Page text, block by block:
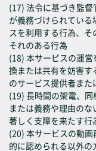
(17) 法令に基づき監
が義務づけられてい
スを利用する行為、
それのある行為
(18) 本サービスの運
換または共有を妨害
のサービス提供者ま
(19) 長時間の架電、同
または義務や理由の
著しく支障を来たす行
(20) 本サービスの動
的に認められる以外の